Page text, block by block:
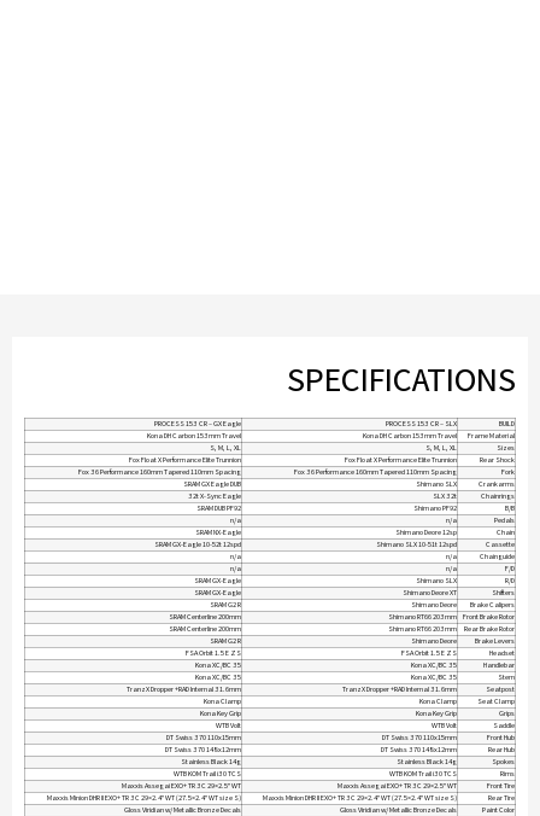
SPECIFICATIONS
BUILD
PROCESS 153 CR – SLX
PROCESS 153 CR – GX Eagle
Frame Material
Kona DH Carbon 153mm Travel
Kona DH Carbon 153mm Travel
Sizes
S, M, L, XL
S, M, L, XL
Rear Shock
Fox Float X Performance Elite Trunnion
Fox Float X Performance Elite Trunnion
Fork
Fox 36 Performance 160mm Tapered 110mm Spacing
Fox 36 Performance 160mm Tapered 110mm Spacing
Crankarms
Shimano SLX
SRAM GX Eagle DUB
Chainrings
SLX 32t
32t X-Sync Eagle
B/B
Shimano PF92
SRAM DUB PF92
Pedals
n/a
n/a
Chain
Shimano Deore 12sp
SRAM NX-Eagle
Cassette
Shimano SLX 10-51t 12spd
SRAM GX-Eagle 10-52t 12spd
Chainguide
n/a
n/a
F/D
n/a
n/a
R/D
Shimano SLX
SRAM GX-Eagle
Shifters
Shimano Deore XT
SRAM GX-Eagle
Brake Calipers
Shimano Deore
SRAM G2 R
Front Brake Rotor
Shimano RT66 203mm
SRAM Centerline 200mm
Rear Brake Rotor
Shimano RT66 203mm
SRAM Centerline 200mm
Brake Levers
Shimano Deore
SRAM G2 R
Headset
FSA Orbit 1.5 E ZS
FSA Orbit 1.5 E ZS
Handlebar
Kona XC/BC 35
Kona XC/BC 35
Stem
Kona XC/BC 35
Kona XC/BC 35
Seatpost
TranzX Dropper +RAD Internal 31.6mm
TranzX Dropper +RAD Internal 31.6mm
Seat Clamp
Kona Clamp
Kona Clamp
Grips
Kona Key Grip
Kona Key Grip
Saddle
WTB Volt
WTB Volt
Front Hub
DT Swiss 370 110x15mm
DT Swiss 370 110x15mm
Rear Hub
DT Swiss 370 148x12mm
DT Swiss 370 148x12mm
Spokes
Stainless Black 14g
Stainless Black 14g
Rims
WTB KOM Trail i30 TCS
WTB KOM Trail i30 TCS
Front Tire
Maxxis Assegai EXO+ TR 3C 29×2.5" WT
Maxxis Assegai EXO+ TR 3C 29×2.5" WT
Rear Tire
Maxxis Minion DHR II EXO+ TR 3C 29×2.4" WT (27.5×2.4" WT size S)
Maxxis Minion DHR II EXO+ TR 3C 29×2.4" WT (27.5×2.4" WT size S)
Paint Color
Gloss Viridian w/ Metallic Bronze Decals
Gloss Viridian w/ Metallic Bronze Decals